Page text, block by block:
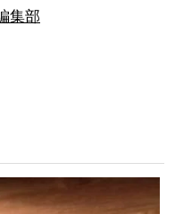
集部